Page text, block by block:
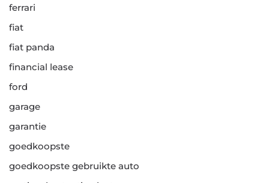
ferrari
fiat
fiat panda
financial lease
ford
garage
garantie
goedkoopste
goedkoopste gebruikte auto